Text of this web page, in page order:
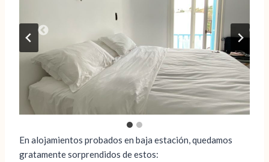
En alojamientos probados en baja estación, quedamos
gratamente sorprendidos de estos: